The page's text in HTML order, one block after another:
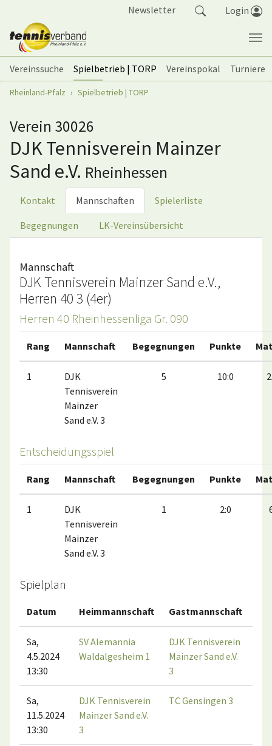
Newsletter Login
Vereinssuche Spielbetrieb | TORP Vereinspokal
Turniere
Sie sind hier:
Rheinland-Pfalz Spielbetrieb | TORP
Verein 30026
DJK Tennisverein Mainzer
Sand e.V. Rheinhessen
Kontakt Mannschaften Spielerliste
Begegnungen LK-Vereinsübersicht
Mannschaft
DJK Tennisverein Mainzer Sand e.V.,
Herren 40 3 (4er)
Herren 40 Rheinhessenliga Gr. 090
Rang Mannschaft Begegnungen Punkte
1
DJK
Tennisverein
Mainzer
Sand e.V. 3
5 10:0
Entscheidungsspiel
Rang Mannschaft Begegnungen Punkte
1
DJK
Tennisverein
Mainzer
Sand e.V. 3
1 2:0
Spielplan
Datum Heimmannschaft Gastmannschaft
Sa,
4.5.2024
13:30
SV Alemannia
Waldalgesheim 1
DJK Tennisverein
Mainzer Sand e.V.
3
Sa,
11.5.2024
13:30
DJK Tennisverein
Mainzer Sand e.V.
3
TC Gensingen 3